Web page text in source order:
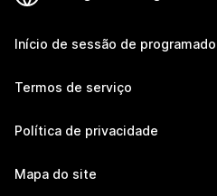
Início de sessão de
Termos de serviço
Política de privacidade
Mapa do site